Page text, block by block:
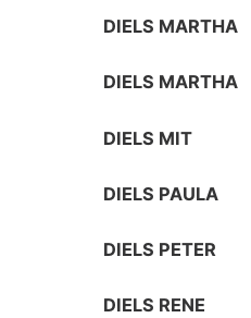
DIELS MARTHA
DIELS MARTHA
DIELS MIT
DIELS PAULA
DIELS PETER
DIELS RENE